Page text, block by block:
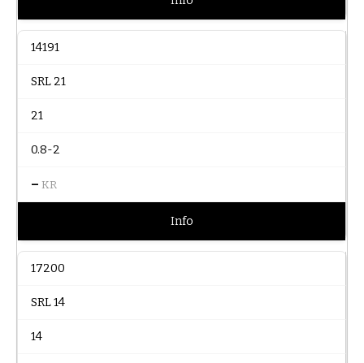
14191
SRL 21
21
0.8-2
– KR
Info
17200
SRL 14
14